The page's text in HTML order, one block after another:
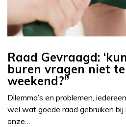
Raad Gevraagd:
buren vragen niet
weekend?”
Dilemma’s en problemen,
wel wat goede raad gebruiken bij
onze…